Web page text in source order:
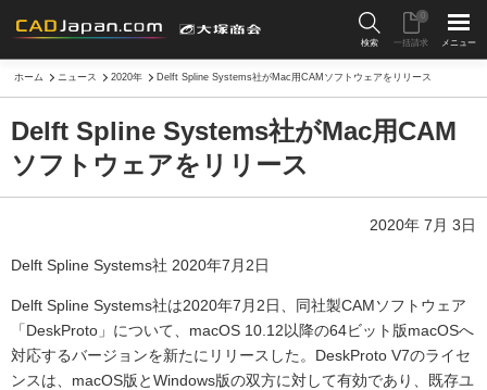
検索 一括請求
0
メニュー
ホーム ニュース 2020年 Delft Spline Systems社がMac用CAMソフトウェアをリリース
Delft Spline Systems社がMac用CAM
ソフトウェアをリリース
2020年 7月 3日
Delft Spline Systems社 2020年7月2日
Delft Spline Systems社は2020年7月2日、同社製CAMソフトウェア
「DeskProto」について、macOS 10.12以降の64ビット版macOSへ
対応するバージョンを新たにリリースした。DeskProto V7のライセ
ンスは、macOS版とWindows版の双方に対して有効であり、既存ユ